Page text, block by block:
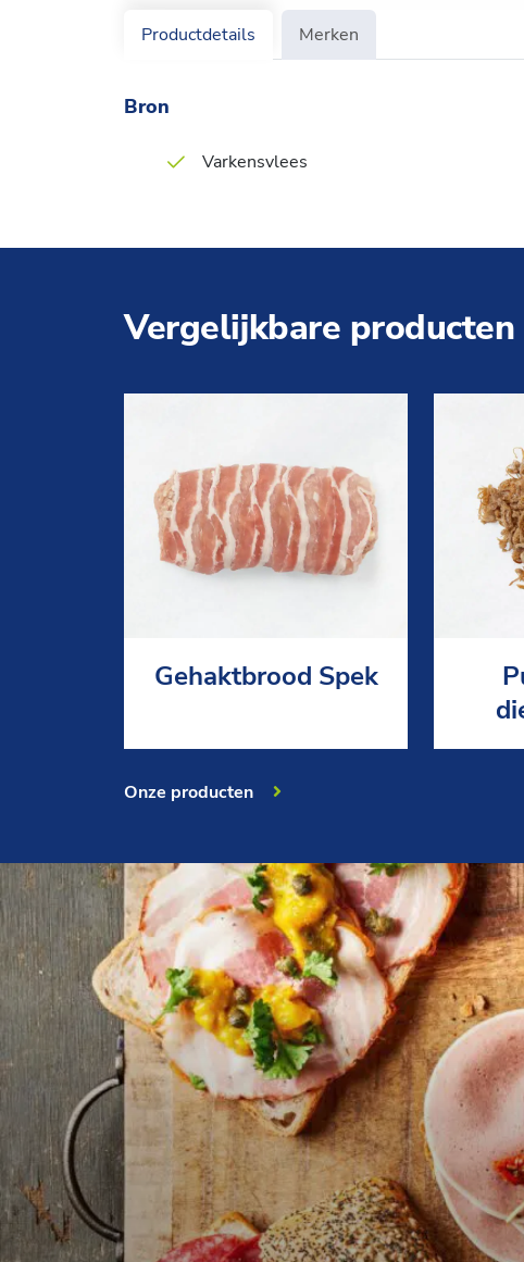
Productdetails Merken
Bron
Varkensvlees
Vergelijkbare producten
Gehaktbrood Spek
Onze producten